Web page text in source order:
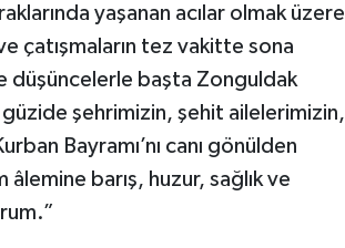
yaşanan acılar olmak üzere
çatışmaların tez vakitte sona
düşüncelerle başta Zonguldak
şehrimizin, şehit ailelerimizin,
Bayramı’nı canı gönülden
barış, huzur, sağlık ve